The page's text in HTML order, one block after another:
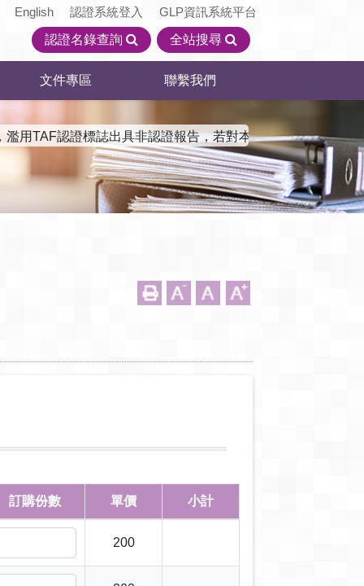
English 認證系統登入
GLP資訊系統平台
認證名錄查詢
全站搜尋
文件專區 聯繫我們
用TAF認證標誌出具非認證報告，若對本會認證機構資訊
訂購份數 單價 小計
200